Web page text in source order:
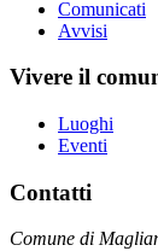
Comunicati
Avvisi
Vivere il
Luoghi
Eventi
Contatti
Comune di